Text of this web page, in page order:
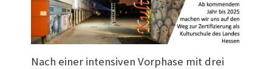
Nach einer intensiven Vorphase mit drei